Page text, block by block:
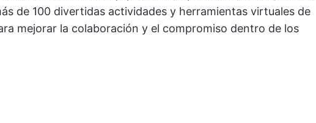
de 100 divertidas actividades y herramientas virtuales de
mejorar la colaboración y el compromiso dentro de los